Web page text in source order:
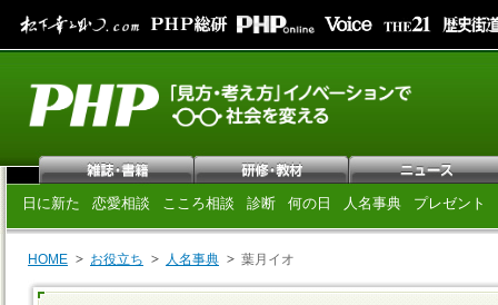
日に新た 恋愛相談 こころ相談 診断 何の日 人名事典 プレゼント
HOME お役立ち 人名事典 葉月イオ